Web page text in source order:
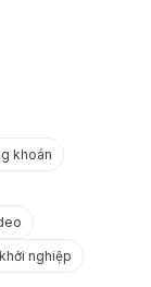
khoán
nghiệp